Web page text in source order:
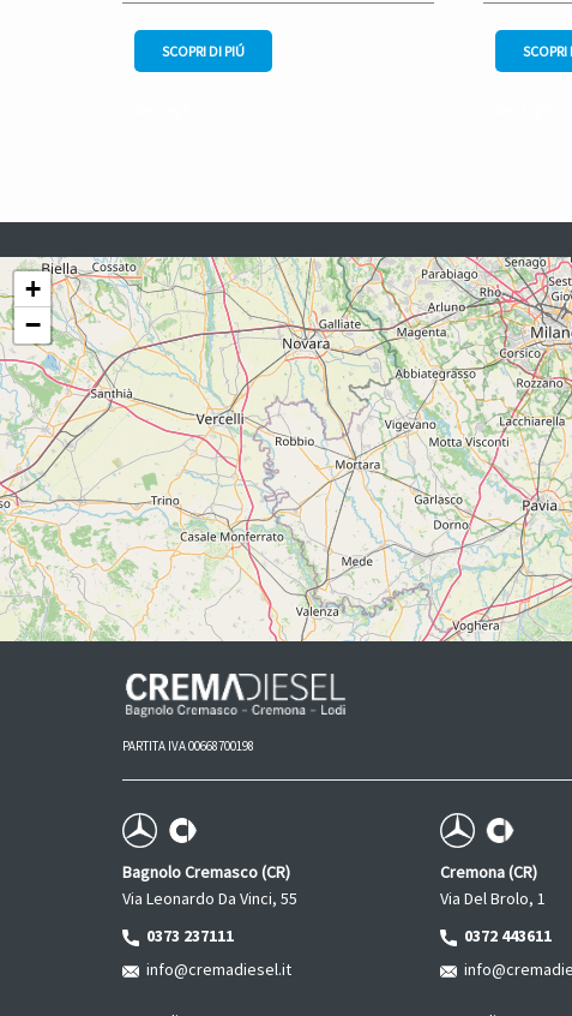
SCOPRI DI PIÚ SCOPRI
+
−
PARTITA IVA 00668700198
Bagnolo Cremasco (CR)
Via Leonardo Da Vinci, 55
0373 237111
info@cremadiesel.it
Cremona (CR)
Via Del Brolo, 1
0372 443611